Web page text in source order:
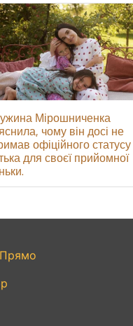
Мірошниченка
чому він досі не
офіційного статусу
для своєї прийомної